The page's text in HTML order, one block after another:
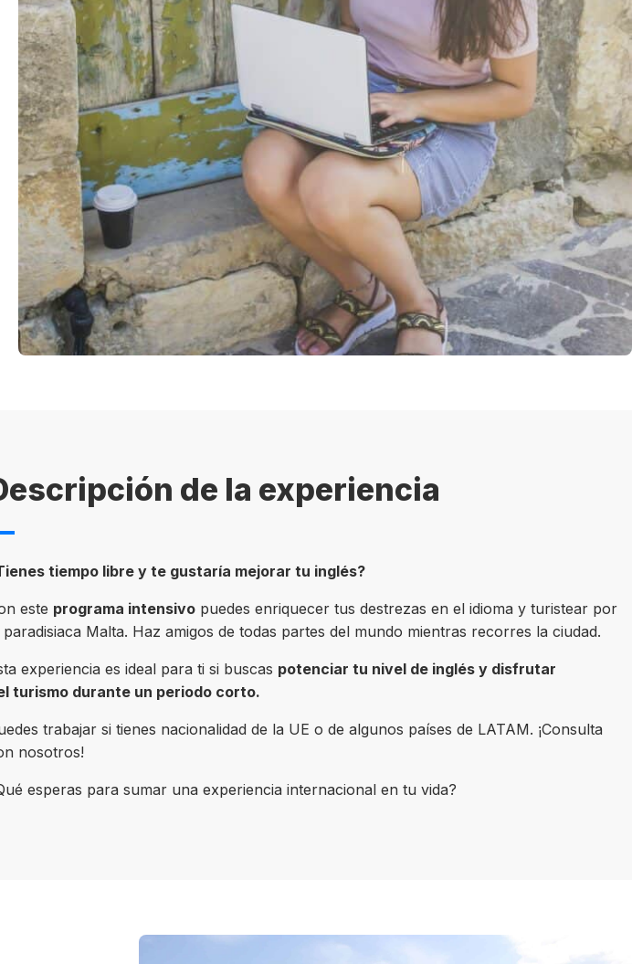
Estudia Desarrollo Web en
Toronto
+30 Summer English for
Professionals en Melbourne
ENVIAR
de la experiencia
tiempo libre y te gustaría mejorar tu inglés?
este programa intensivopuedes enriquecer tus destrezas en el idioma y turistear por
paradisiaca Malta. Haz amigos de todas partes del mundo mientras recorres la ciudad.
experiencia es ideal para ti si buscas potenciar tu nivel de inglés y disfrutar
turismo durante un periodo corto.
trabajar si tienes nacionalidad de la UE o de algunos países de LATAM. ¡Consulta
nosotros!
esperas para sumar una experiencia internacional en tu vida?